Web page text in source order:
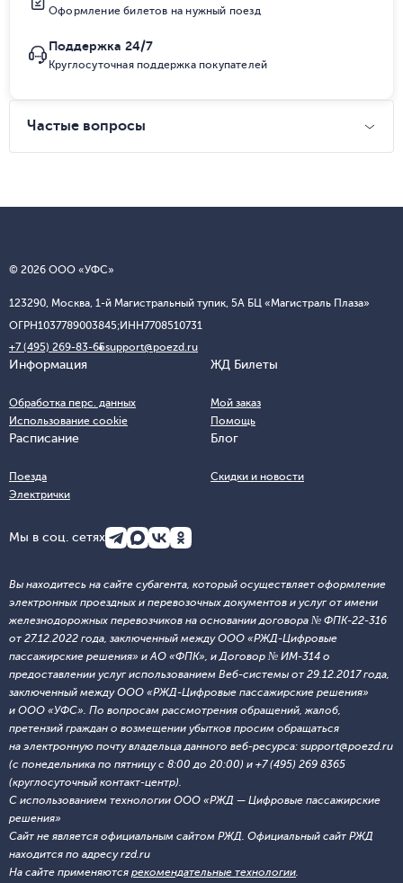
Оформление билетов на нужный поезд
Поддержка 24/7
Круглосуточная поддержка покупателей
Частые вопросы
© 2026 ООО «УФС»
123290, Москва, 1-й Магистральный тупик, 5А БЦ «Магистраль Плаза»
ОГРН1037789003845;ИНН7708510731
+7 (495) 269-83-65support@poezd.ru
Информация
Обработка перс. данных
Использование cookie
ЖД Билеты
Мой заказ
Помощь
Расписание
Поезда
Электрички
Блог
Скидки и новости
Мы в соц. сетях
Вы находитесь на сайте субагента, который осуществляет оформление
электронных проездных и перевозочных документов и услуг от имени
железнодорожных перевозчиков на основании договора № ФПК-22-316
от 27.12.2022 года, заключенный между ООО «РЖД-Цифровые
пассажирские решения» и АО «ФПК», и Договор № ИМ-314 о
предоставлении услуг использованием Веб-системы от 29.12.2017 года,
заключенный между ООО «РЖД-Цифровые пассажирские решения»
и ООО «УФС». По вопросам рассмотрения обращений, жалоб,
претензий граждан о возмещении убытков просим обращаться
на электронную почту владельца данного веб-ресурса: support@poezd.ru
(с понедельника по пятницу с 8:00 до 20:00) и +7 (495) 269 8365
(круглосуточный контакт-центр).
С использованием технологии ООО «РЖД — Цифровые пассажирские
решения»
Сайт не является официальным сайтом РЖД. Официальный сайт РЖД
находится по адресу rzd.ru
На сайте применяются рекомендательные технологии.